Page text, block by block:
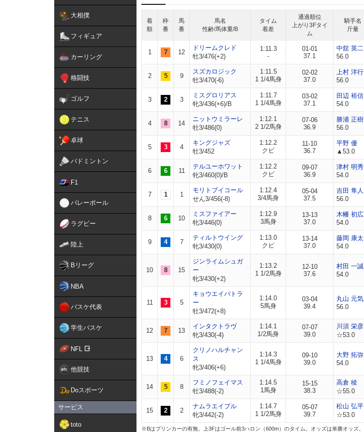
大相撲
フィギュア
カーリング
格闘技
ゴルフ
テニス
卓球
バドミントン
F1
バレーボール
ラグビー
陸上
Bリーグ
NBA
バスケ代表
学生バスケ
NFL
他競技
Doスポーツ
サービス
toto
着
順
枠
番
馬
番
馬名
性齢/馬体重/B
タイム
着差
通過順位
上がり3Fタイ
ム
騎手名
斤量
1 7 12
ドリームクレド
牡3/476(+2)
1:11.3
-
01-01
37.1
中舘 英二
56.0
2 5 9
スズカロジック
牡3/470(-6)
1:11.5
1 1/4馬身
02-02
37.0
上村 洋行
56.0
3 2 3
ミスグロリアス
牝3/436(+6)/B
1:11.7
1 1/4馬身
03-02
37.1
田辺 裕信
54.0
4 8 14
ニットウミラーレ
牡3/486(0)
1:12.1
2 1/2馬身
07-06
36.9
勝浦 正樹
56.0
5 3 4
キングジャズ
牡3/452
1:12.2
クビ
11-10
36.7
平野 優
▲53.0
6 6 11
テルユーホワット
牝3/460(0)/B
1:12.2
クビ
09-07
36.9
津村 明秀
54.0
7 1 1
モリトブイコール
せん3/456(-8)
1:12.4
3/4馬身
05-04
37.5
吉田 隼人
56.0
8 6 10
ミスファイアー
牝3/446(0)
1:12.9
3馬身
13-13
37.0
木幡 初広
54.0
9 4 7
ティルトウイング
牝3/430(0)
1:13.0
クビ
13-14
37.0
藤岡 康太
54.0
10 8 15
ジンライムシュガ
ー
牝3/430(+2)
1:13.2
1 1/2馬身
12-10
37.6
村田 一誠
54.0
11 3 5
キョウエイバトラ
ー
牡3/472(+8)
1:14.0
5馬身
03-04
39.4
丸山 元気
56.0
12 7 13
インタクトラヴ
牝3/430(-4)
1:14.1
1/2馬身
07-07
39.0
川須 栄彦
☆53.0
13 4 6
クリノハルチャン
ス
牝3/406(+6)
1:14.3
1 1/4馬身
09-10
39.0
大野 拓弥
54.0
14 5 8
フミノフェイマス
牡3/488(-2)
1:14.5
1馬身
15-15
38.3
高倉 稜
☆55.0
15 2 2
ナムラエイブル
牝3/442(-2)
1:14.7
1 1/2馬身
05-07
39.7
松山 弘平
☆53.0
※Bはブリンカーの有無。上3Fはゴール前3ハロン（600m）のタイム。オッズは単勝オッズ。